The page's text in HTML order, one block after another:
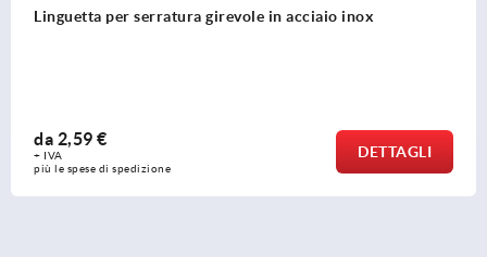
Linguette per serrature girevoli a
più le spese di spedizione